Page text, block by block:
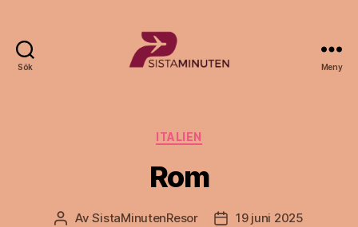
Sök Meny
Kategorier
ITALIEN
Rom
Inläggsförfattare
AvSistaMinutenResor Inläggsdatum
19 juni 2025